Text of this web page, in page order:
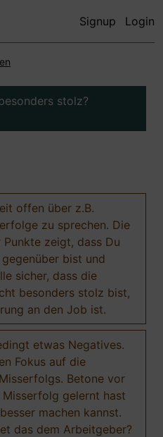
Signup Login
stolz?
offen über z.B.
zu sprechen. Die
Punkte zeigt, dass Du
bist und
sicher, dass die
besonders stolz bist,
an den Job ist.
etwas Negatives.
Fokus auf die
Betone vor
gelernt hast
machen kannst.
das dem Arbeitgeber?